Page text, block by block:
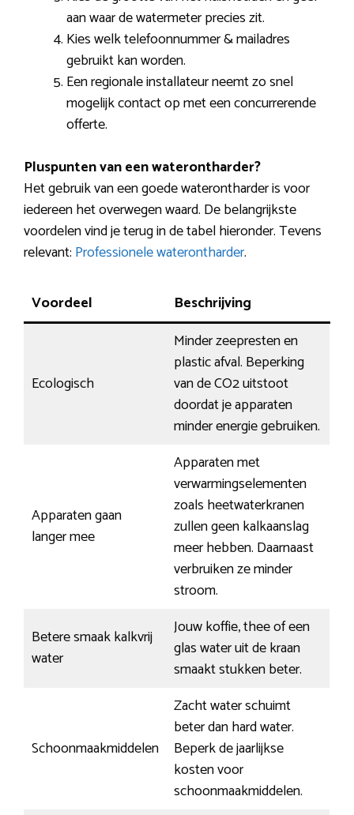
aan waar de watermeter precies zit.
Kies welk telefoonnummer & mailadres
gebruikt kan worden.
Een regionale installateur neemt zo snel
mogelijk contact op met een concurrerende
offerte.
Pluspunten van een waterontharder?
Het gebruik van een goede waterontharder is voor
iedereen het overwegen waard. De belangrijkste
voordelen vind je terug in de tabel hieronder. Tevens
relevant: Professionele waterontharder.
Voordeel Beschrijving
Ecologisch
Minder zeepresten en
plastic afval. Beperking
van de CO2 uitstoot
doordat je apparaten
minder energie gebruiken.
Apparaten gaan
langer mee
Apparaten met
verwarmingselementen
zoals heetwaterkranen
zullen geen kalkaanslag
meer hebben. Daarnaast
verbruiken ze minder
stroom.
Betere smaak kalkvrij
water
Jouw koffie, thee of een
glas water uit de kraan
smaakt stukken beter.
Schoonmaakmiddelen
Zacht water schuimt
beter dan hard water.
Beperk de jaarlijkse
kosten voor
schoonmaakmiddelen.